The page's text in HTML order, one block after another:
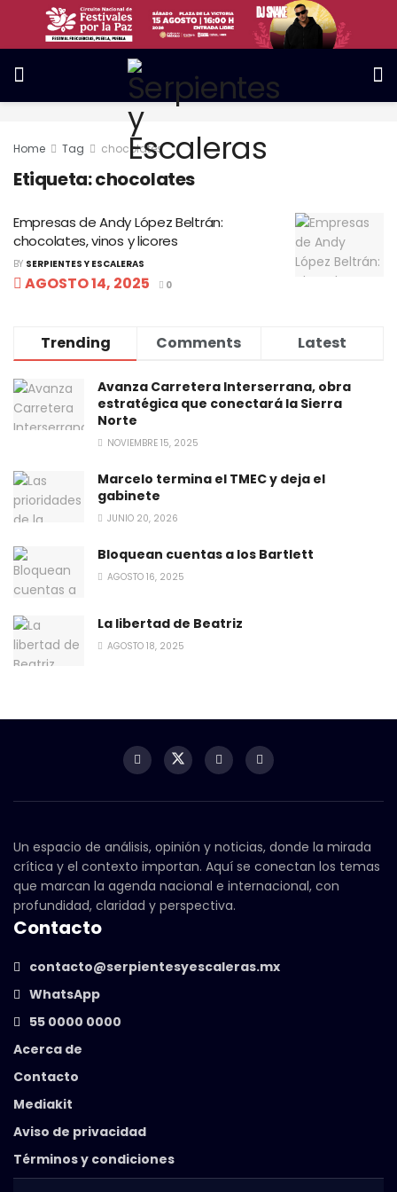
Home Tag chocolates
Etiqueta:chocolates
Empresas de Andy López Beltrán:
chocolates, vinos y licores
BY SERPIENTES Y ESCALERAS
AGOSTO 14, 2025 0
Trending Comments Latest
Avanza Carretera Interserrana, obra
estratégica que conectará la Sierra
Norte
NOVIEMBRE 15, 2025
Marcelo termina el TMEC y deja el
gabinete
JUNIO 20, 2026
Bloquean cuentas a los Bartlett
AGOSTO 16, 2025
La libertad de Beatriz
AGOSTO 18, 2025
Un espacio de análisis, opinión y noticias, donde la mirada
crítica y el contexto importan. Aquí se conectan los temas
que marcan la agenda nacional e internacional, con
profundidad, claridad y perspectiva.
Contacto
contacto@serpientesyescaleras.mx
WhatsApp
55 0000 0000
Acerca de
Contacto
Mediakit
Aviso de privacidad
Términos y condiciones